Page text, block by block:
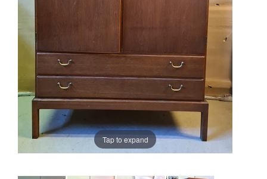
Tap to expand